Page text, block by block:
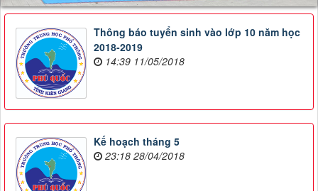
Thông báo tuyển sinh vào lớp 10 năm học
2018-2019
14:39 11/05/2018
Kế hoạch tháng 5
23:18 28/04/2018